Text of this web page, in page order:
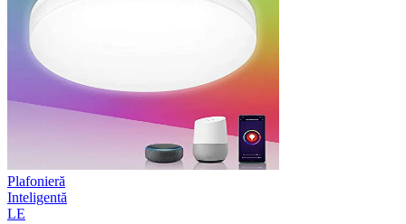
Plafonieră
Inteligentă
LE